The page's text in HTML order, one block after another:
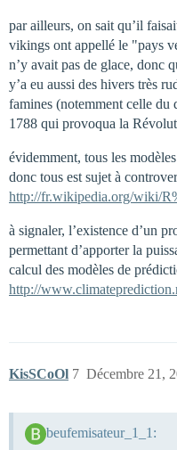
par ailleurs, on sait qu’il
vikings ont appellé le "pays
n’y avait pas de glace, donc
y’a eu aussi des hivers très
famines (notemment celle du
1788 qui provoqua la
évidemment, tous les
donc tous est sujet à
http://fr.wikipedia.org/wiki/
à signaler, l’existence d’un
permettant d’apporter la
calcul des modèles de
http://
KisSCoOl Décembre 21,
7
beufemisateur_1_1: